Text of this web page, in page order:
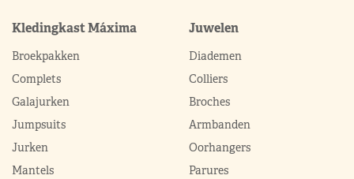
Kledingkast Máxima
Broekpakken
Complets
Galajurken
Jumpsuits
Jurken
Mantels
Juwelen
Diademen
Colliers
Broches
Armbanden
Oorhangers
Parures